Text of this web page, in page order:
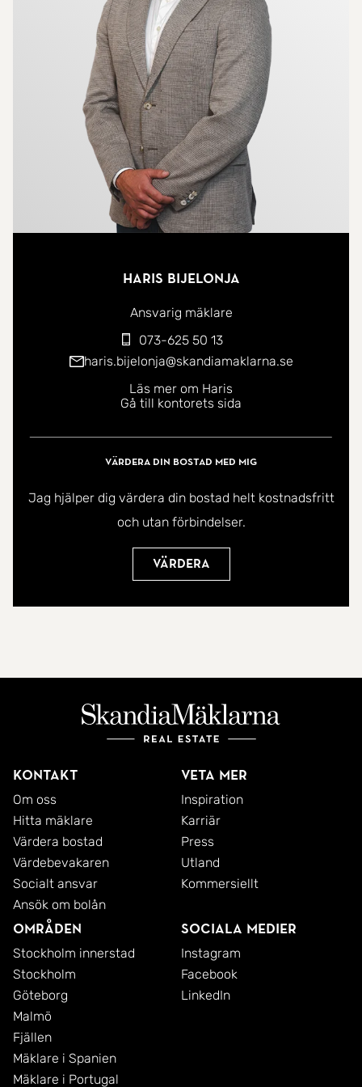
båda plan, vilket gör vardagen smidig och bekväm.
Tomten är lättskött och erbjuder fina möjligheter till
uteliv ? med en solig altan, gräsyta för lek eller
odling, samt insynsskyddade ytor för avkoppling.
Här finns också ett stort uterum att avnjuta stora
delar av året. På uppfarten finns ett stort
dubbelgarage med plats för både bil och förvaring
eller hobbyverksamhet.
skolor, förskolor, grönområden och goda
kommunikationer. Ett perfekt boende för dig som
Varmt välkommen att boka visning ? detta är ett
Haris Bijelonja
Ansvarig mäklare
073-625 50 13
haris.bijelonja@skandiamaklarna.se
Läs mer om Haris
Gå till kontorets sida
Värdera din bostad med mig
Jag hjälper dig värdera din bostad helt kostnadsfritt
och utan förbindelser.
Värdera
Kontakt
Om oss
Hitta mäklare
Värdera bostad
Värdebevakaren
Socialt ansvar
Ansök om bolån
Veta mer
Inspiration
Karriär
Press
Utland
Kommersiellt
Områden
Stockholm innerstad
Stockholm
Göteborg
Malmö
Fjällen
Mäklare i Spanien
Mäklare i Portugal
Sociala medier
Instagram
Facebook
LinkedIn